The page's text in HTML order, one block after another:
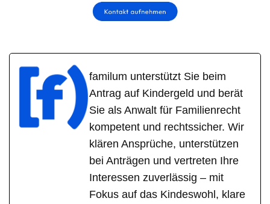
familum unterstützt Sie beim
Antrag auf Kindergeld und berät
Sie als Anwalt für Familienrecht
kompetent und rechtssicher. Wir
klären Ansprüche, unterstützen
bei Anträgen und vertreten Ihre
Interessen zuverlässig – mit
Fokus auf das Kindeswohl, klare